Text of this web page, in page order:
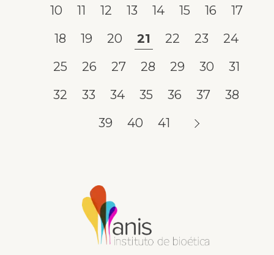
10
11 12 13 14 15 16
17
18
19 20 21 22 23
24
25
26 27 28 29 30
31
32
33 34 35 36 37
38
39
40 41